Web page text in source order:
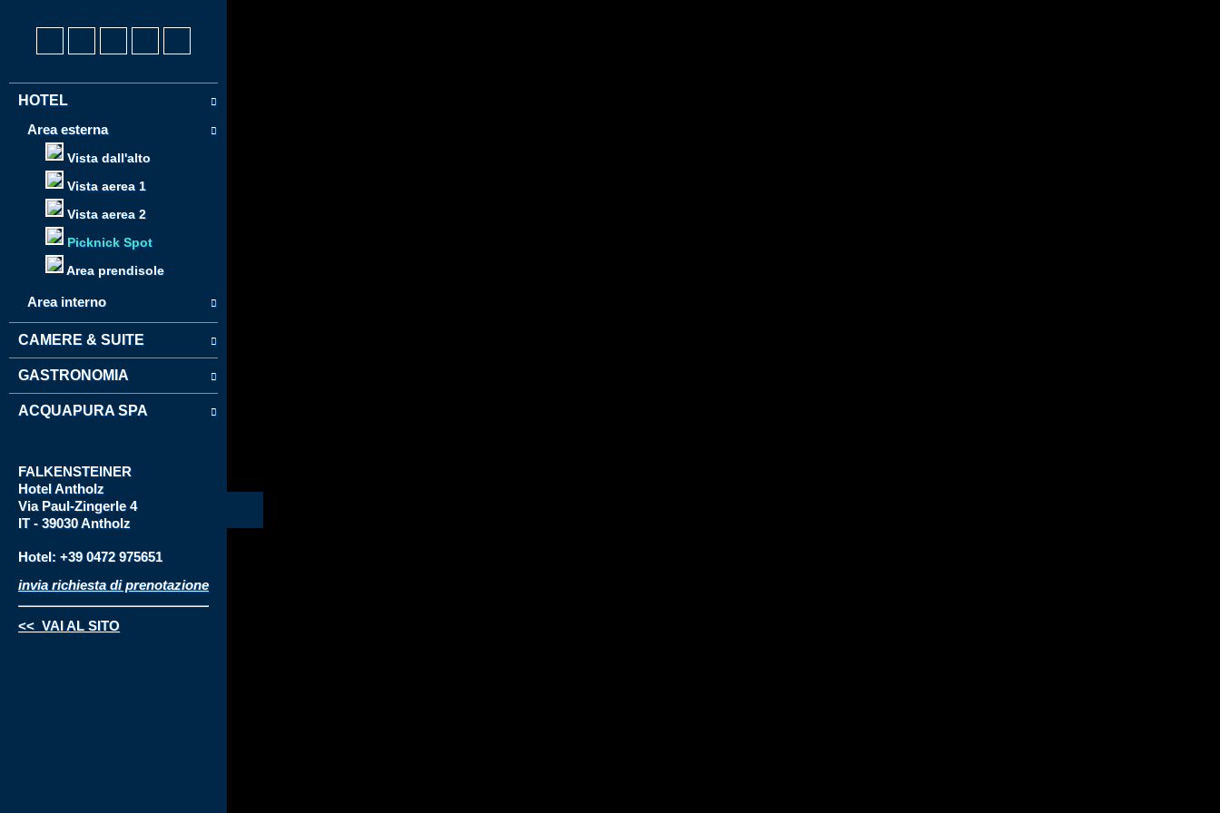
HOTEL
Area esterna
Vista dall'alto
Vista aerea 1
Vista aerea 2
Picknick Spot
Area prendisole
Area interno
CAMERE & SUITE
GASTRONOMIA
ACQUAPURA SPA
FALKENSTEINER
HotelAntholz
Via Paul-Zingerle 4
IT - 39030 Antholz
Hotel: +39 0472 975651
invia richiesta di prenotazione
<< VAI AL SITO